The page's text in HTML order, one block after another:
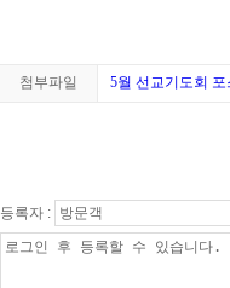
첨부파일 5월 선교기도회 포
등록자 :